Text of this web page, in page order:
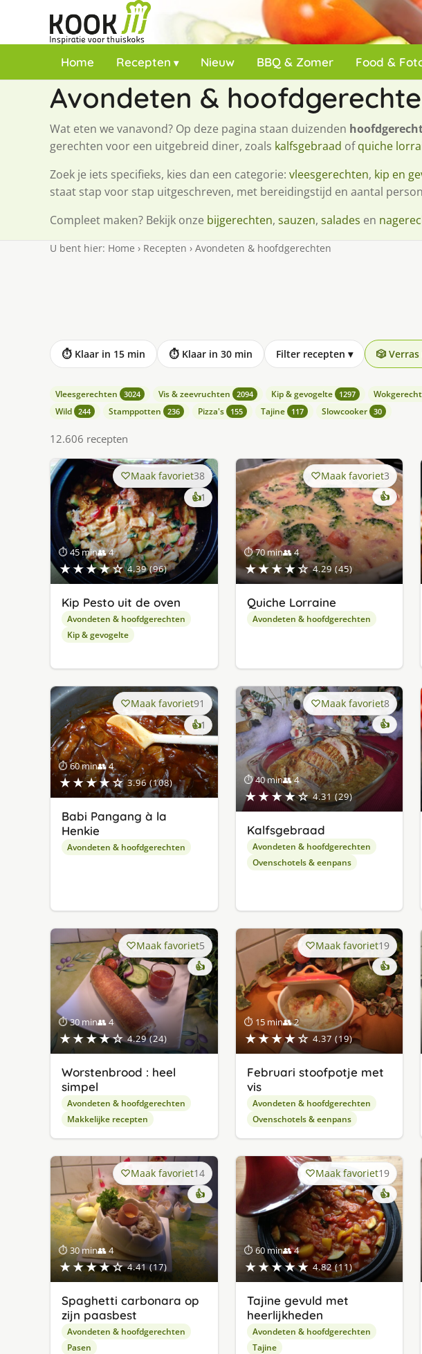
Home Recepten Nieuw BBQ & Zomer Food &
Avondeten &
Wat eten we vanavond? Op deze pagina staan duizenden
gerechten voor een uitgebreid diner, zoals kalfsgebraad ofquiche
Zoek je iets specifieks, kies dan een categorie: vleesgerechten, kip en
staat stap voor stap uitgeschreven, met bereidingstijd en aantal
Compleet maken? Bekijk onze bijgerechten, sauzen, salades en
U bent hier: Home › Recepten › Avondeten & hoofdgerechten
⏱ Klaar in 15 min ⏱ Klaar in 30 min Filter recepten ▾ 🎲 Verras
Vleesgerechten 3024 Vis & zeevruchten 2094 Kip & gevogelte 1297
Wild 244 Stamppotten 236 Pizza's 155 Tajine 117 Slowcooker 30
12.606 recepten
⏱ 45 min👥 4
★★★★☆ 4.39 (96)
Maak favoriet38
👍1keer
lekker
gevonden
Kip Pesto uit de oven
Avondeten & hoofdgerechten
Kip & gevogelte
⏱ 70 min👥 4
★★★★☆ 4.29 (45)
Maak favoriet3
👍
Quiche Lorraine
Avondeten & hoofdgerechten
⏱ 60 min👥 4
★★★★☆ 3.96 (108)
Maak favoriet91
👍1keer
lekker
gevonden
Babi Pangang à la
Henkie
Avondeten & hoofdgerechten
⏱ 40 min👥 4
★★★★☆ 4.31 (29)
Maak favoriet8
👍
Kalfsgebraad
Avondeten & hoofdgerechten
Ovenschotels & eenpans
⏱ 30 min👥 4
★★★★☆ 4.29 (24)
Maak favoriet5
👍
Worstenbrood : heel
simpel
Avondeten & hoofdgerechten
Makkelijke recepten
⏱ 15 min👥 2
★★★★☆ 4.37 (19)
Maak favoriet19
👍
Februari stoofpotje met
vis
Avondeten & hoofdgerechten
Ovenschotels & eenpans
⏱ 30 min👥 4
★★★★☆ 4.41 (17)
Maak favoriet14
👍
Spaghetti carbonara op
zijn paasbest
Avondeten & hoofdgerechten
Pasen
⏱ 60 min👥 4
★★★★★ 4.82 (11)
Maak favoriet19
👍
Tajine gevuld met
heerlijkheden
Avondeten & hoofdgerechten
Tajine